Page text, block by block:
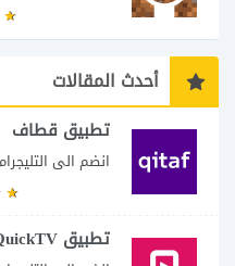
أحدث المقالات
تطبيق قطاف
تطبيق QuickTV